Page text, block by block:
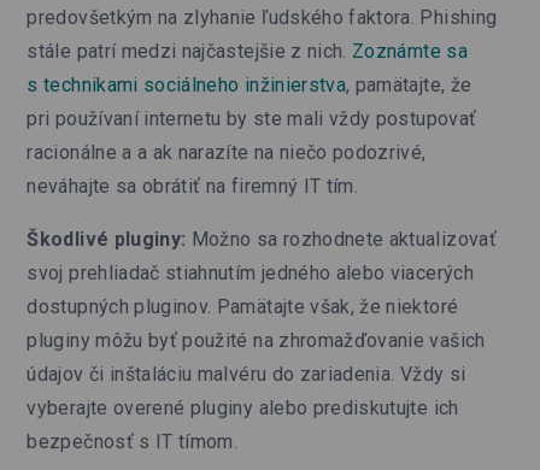
predovšetkým na zlyhanie ľudského faktora. Phishing
stále patrí medzi najčastejšie z nich. Zoznámte sa
s technikami sociálneho inžinierstva, pamätajte, že
pri používaní internetu by ste mali vždy postupovať
racionálne a a ak narazíte na niečo podozrivé,
neváhajte sa obrátiť na firemný IT tím.
Škodlivé pluginy: Možno sa rozhodnete aktualizovať
svoj prehliadač stiahnutím jedného alebo viacerých
dostupných pluginov. Pamätajte však, že niektoré
pluginy môžu byť použité na zhromažďovanie vašich
údajov či inštaláciu malvéru do zariadenia. Vždy si
vyberajte overené pluginy alebo prediskutujte ich
bezpečnosť s IT tímom.